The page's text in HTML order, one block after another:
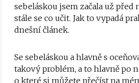
sebeláskou jsem začala už před
stále se co učit. Jak to vypadá
dnešní článek.
Se sebeláskou a hlavně s
takový problém, a to hlavně po
o které si můžete přečíst na